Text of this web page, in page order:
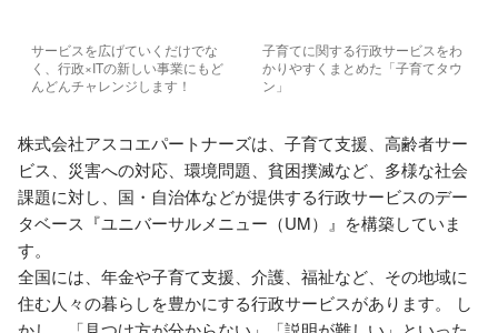
サービスを広げていくだけでな
く、行政×ITの新しい事業にもど
んどんチャレンジします！
子育てに関する行政サービスをわ
かりやすくまとめた「子育てタウ
ン」
株式会社アスコエパートナーズは、子育て支援、高齢者サー
ビス、災害への対応、環境問題、貧困撲滅など、多様な社会
課題に対し、国・自治体などが提供する行政サービスのデー
タベース『ユニバーサルメニュー（UM）』を構築していま
す。
全国には、年金や子育て支援、介護、福祉など、その地域に
住む人々の暮らしを豊かにする行政サービスがあります。 し